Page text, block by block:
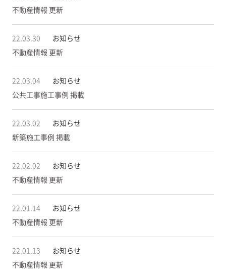
不動産情報 更新
22.03.30
お知らせ
不動産情報 更新
22.03.04
お知らせ
公共工事施工事例 掲載
22.03.02
お知らせ
新築施工事例 掲載
22.02.02
お知らせ
不動産情報 更新
22.01.14
お知らせ
不動産情報 更新
22.01.13
お知らせ
不動産情報 更新